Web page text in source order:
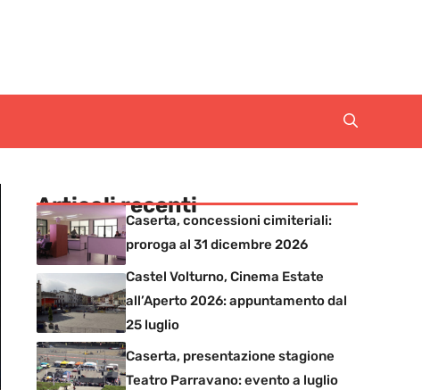
Articoli recenti
Caserta, concessioni cimiteriali:
proroga al 31 dicembre 2026
Castel Volturno, Cinema Estate
all’Aperto 2026: appuntamento dal
25 luglio
Caserta, presentazione stagione
Teatro Parravano: evento a luglio